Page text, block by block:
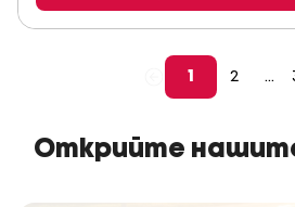
1 2 ...
Открийте